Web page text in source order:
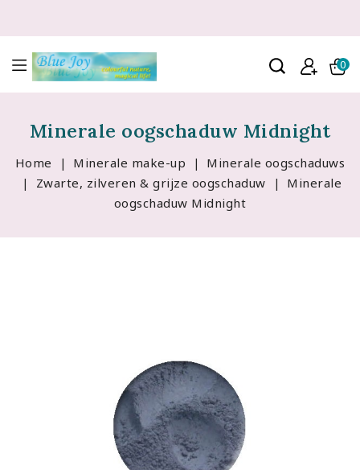
0
Minerale oogschaduw Midnight
Home Minerale make-up
Minerale oogschaduws
Zwarte, zilveren & grijze oogschaduw
Minerale
oogschaduw Midnight